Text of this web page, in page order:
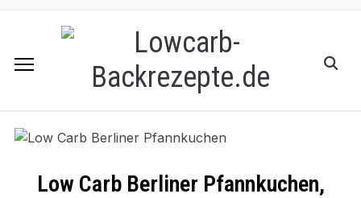
Low Carb Berliner Pfannkuchen,